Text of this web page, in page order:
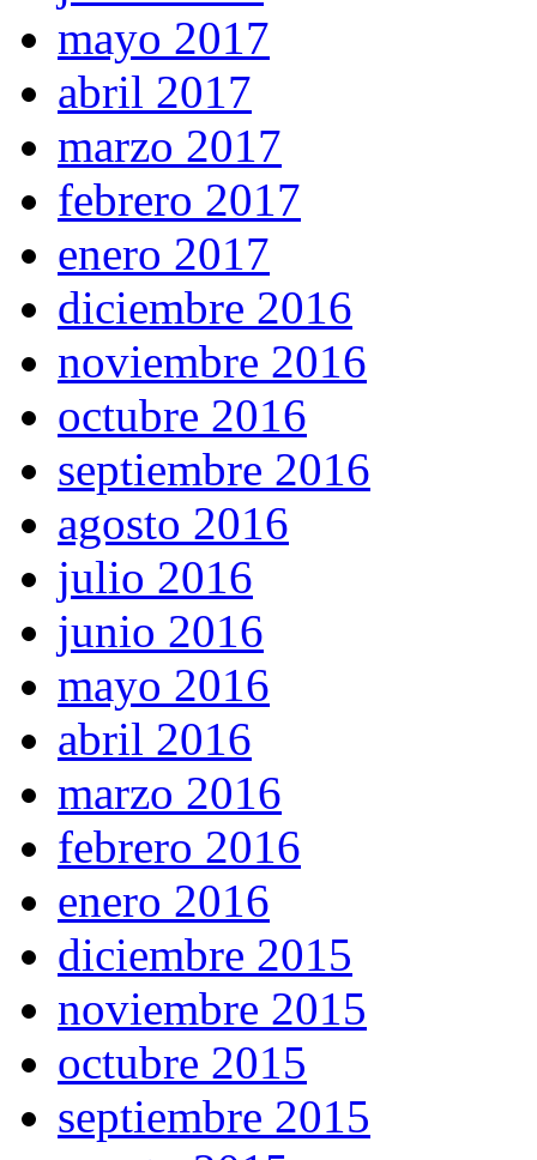
mayo 2017
abril 2017
marzo 2017
febrero 2017
enero 2017
diciembre 2016
noviembre 2016
octubre 2016
septiembre 2016
agosto 2016
julio 2016
junio 2016
mayo 2016
abril 2016
marzo 2016
febrero 2016
enero 2016
diciembre 2015
noviembre 2015
octubre 2015
septiembre 2015